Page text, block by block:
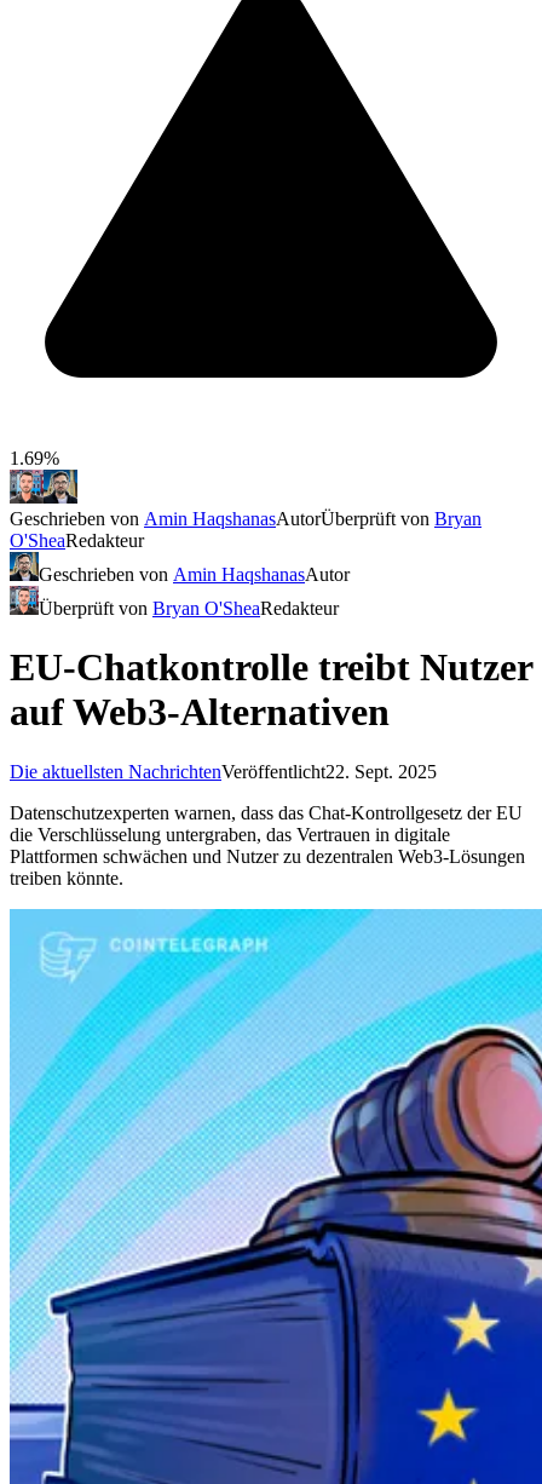
1.69%
Geschrieben von Amin HaqshanasAutorÜberprüft von Bryan
O'SheaRedakteur
Geschrieben von Amin HaqshanasAutor
Überprüft von Bryan O'SheaRedakteur
EU-Chatkontrolle treibt Nutzer
auf Web3-Alternativen
Die aktuellsten NachrichtenVeröffentlicht22. Sept. 2025
Datenschutzexperten warnen, dass das Chat-Kontrollgesetz der EU
die Verschlüsselung untergraben, das Vertrauen in digitale
Plattformen schwächen und Nutzer zu dezentralen Web3-Lösungen
treiben könnte.